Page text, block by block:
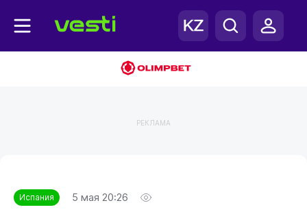
РЕКЛАМА
Испания 5 мая 20:26